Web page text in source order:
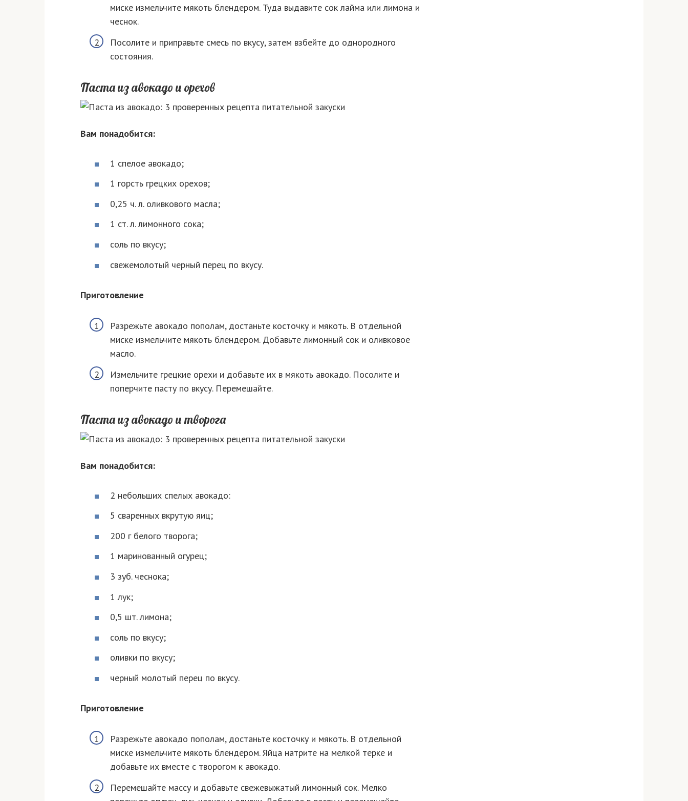
миске измельчите мякоть блендером. Туда выдавите сок лайма или лимона и
чеснок.
Посолите и приправьте смесь по вкусу, затем взбейте до однородного
состояния.
Паста из авокадо и орехов
Вам понадобится:
1 спелое авокадо;
1 горсть грецких орехов;
0,25 ч. л. оливкового масла;
1 ст. л. лимонного сока;
соль по вкусу;
свежемолотый черный перец по вкусу.
Приготовление
Разрежьте авокадо пополам, достаньте косточку и мякоть. В отдельной
миске измельчите мякоть блендером. Добавьте лимонный сок и оливковое
масло.
Измельчите грецкие орехи и добавьте их в мякоть авокадо. Посолите и
поперчите пасту по вкусу. Перемешайте.
Паста из авокадо и творога
Вам понадобится:
2 небольших спелых авокадо:
5 сваренных вкрутую яиц;
200 г белого творога;
1 маринованный огурец;
3 зуб. чеснока;
1 лук;
0,5 шт. лимона;
соль по вкусу;
оливки по вкусу;
черный молотый перец по вкусу.
Приготовление
Разрежьте авокадо пополам, достаньте косточку и мякоть. В отдельной
миске измельчите мякоть блендером. Яйца натрите на мелкой терке и
добавьте их вместе с творогом к авокадо.
Перемешайте массу и добавьте свежевыжатый лимонный сок. Мелко